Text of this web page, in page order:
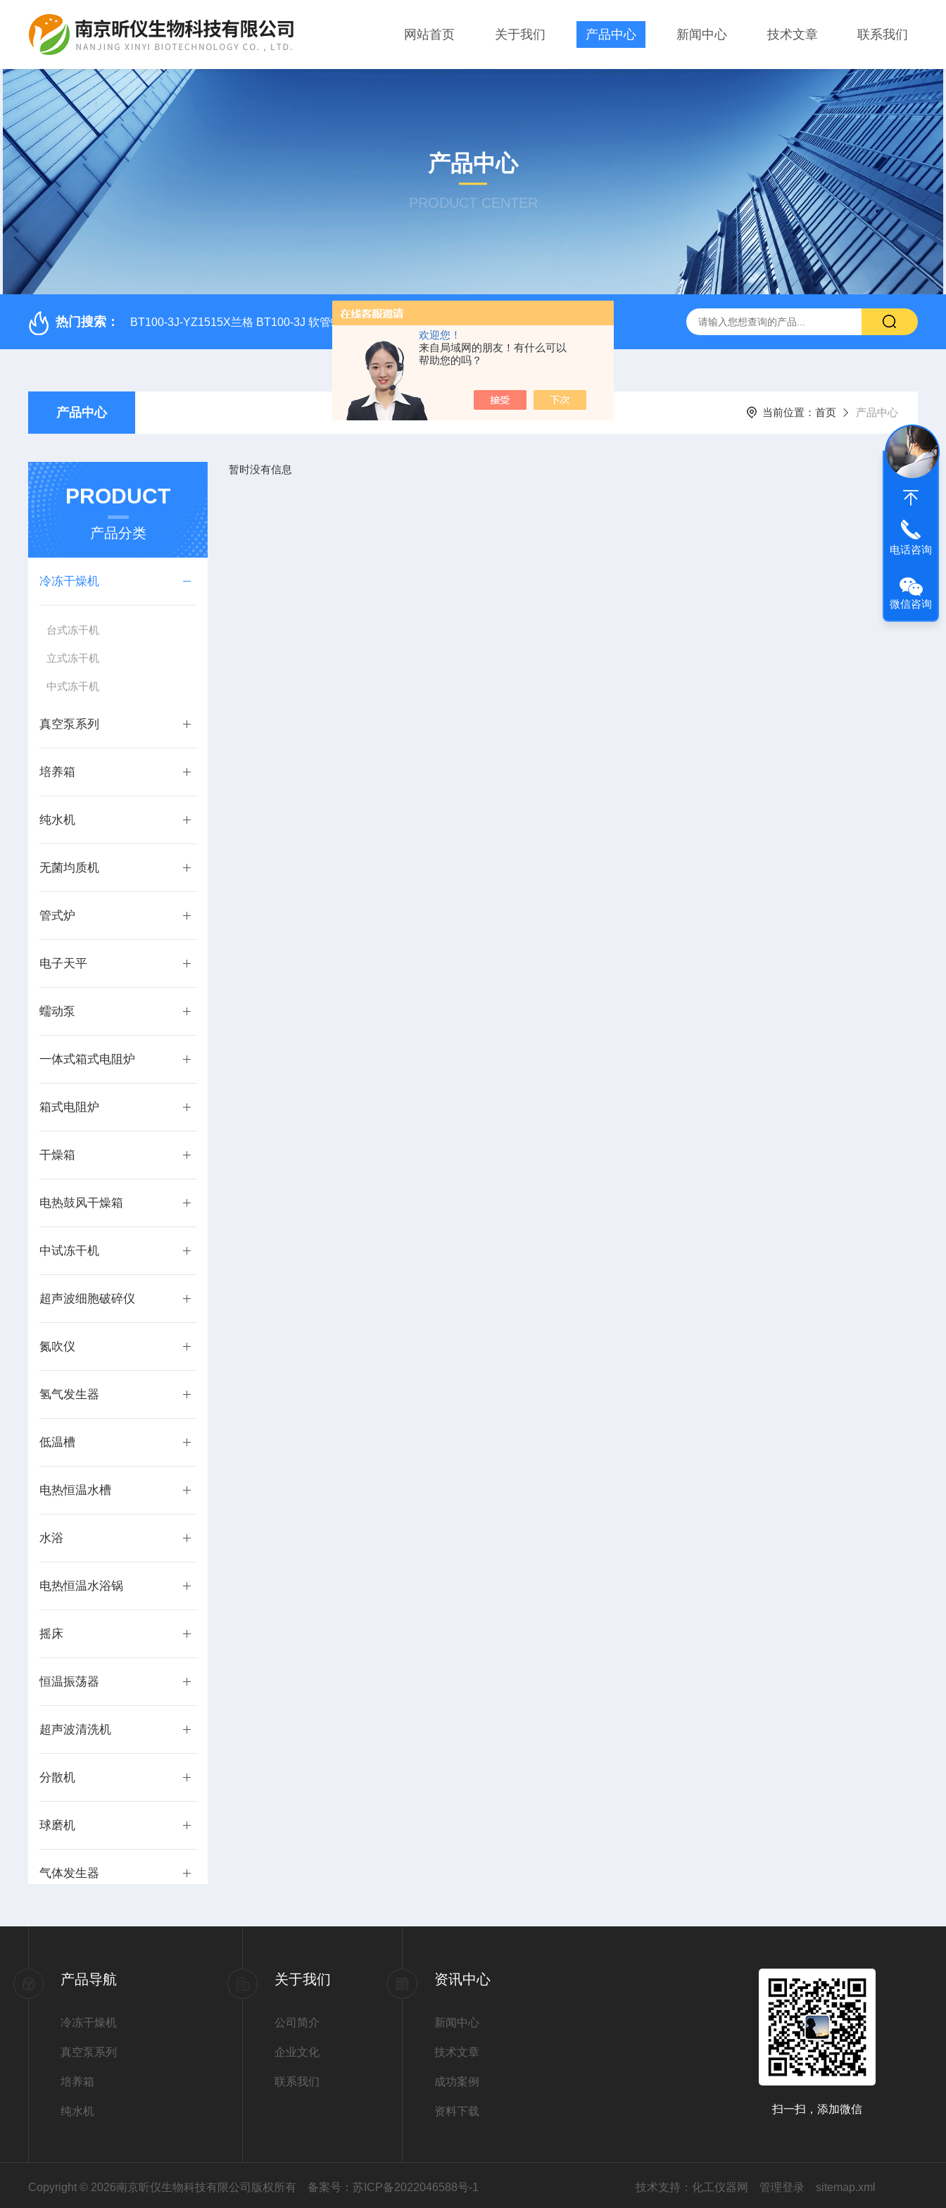
欢迎您！
来自局域网的朋友！有什么可以
帮助您的吗？
网站首页 关于我们 产品中心 新闻中心 技术文章 联系我们
产品中心
PRODUCT CENTER
热门搜索： BT100-3J-YZ1515X兰格 BT100-3J 软管蠕动泵 LDS-1G上海青浦绿洲粮食谷物水分测定仪 叶拓 MGC-1000P 恒温恒湿光照培养箱 LRH-300DB叶拓
产品中心 当前位置： 首页 产品中心
PRODUCT
产品分类
冷冻干燥机
台式冻干机
立式冻干机
中式冻干机
真空泵系列
培养箱
纯水机
无菌均质机
管式炉
电子天平
蠕动泵
一体式箱式电阻炉
箱式电阻炉
干燥箱
电热鼓风干燥箱
中试冻干机
超声波细胞破碎仪
氮吹仪
氢气发生器
低温槽
电热恒温水槽
水浴
电热恒温水浴锅
摇床
恒温振荡器
超声波清洗机
分散机
球磨机
气体发生器
研磨仪
筛分机
消解仪
暂时没有信息
产品导航
冷冻干燥机
真空泵系列
培养箱
纯水机
关于我们
公司简介
企业文化
联系我们
资讯中心
新闻中心
技术文章
成功案例
资料下载 扫一扫，添加微信
Copyright © 2026南京昕仪生物科技有限公司版权所有 备案号：苏ICP备2022046588号-1 技术支持： 化工仪器网 管理登录 sitemap.xml
电话咨询
微信咨询